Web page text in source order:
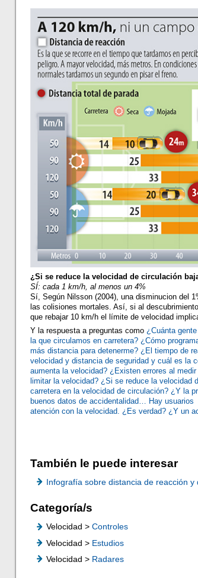
¿Si se reduce la velocidad de circulación
SÍ: cada 1 km/h, al menos un 4%
Sí, Según Nilsson (2004), una disminucion del
las colisiones mortales. Así, si al
que rebajar 10 km/h el límite de velocidad
Y la respuesta a preguntas como¿Cuánta
la que circulamos en carretera? ¿Cómo
más distancia para detenerme? ¿El tiempo de
velocidad y distancia de seguridad y cuál es la
aumenta la velocidad? ¿Existen errores al
limitar la velocidad? ¿Si se reduce la
carretera en la velocidad de circulación? ¿Y la
buenos datos de accidentalidad… Hay
atención con la velocidad. ¿Es verdad? ¿Y un
También le puede interesar
Infografía sobre distancia de reacción y
Categoría/s
Velocidad >Controles
Velocidad > Estudios
Velocidad > Radares